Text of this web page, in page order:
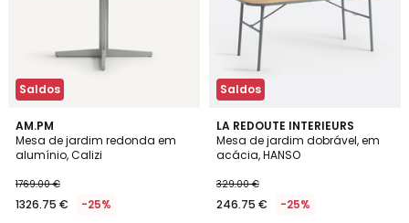
Saldos
AM.PM
Mesa de jardim redonda em
alumínio, Calizi
1769.00 €
1326.75 € -25%
Saldos
LA REDOUTE INTERIEURS
Mesa de jardim dobrável, em
acácia, HANSO
329.00 €
246.75 € -25%
3,8
/ 5